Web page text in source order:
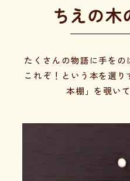
ちえの木
たくさんの物語に手をの
これぞ！という本を選
本棚」を覗い